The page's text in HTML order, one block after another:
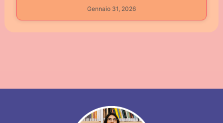
Gennaio 31, 2026